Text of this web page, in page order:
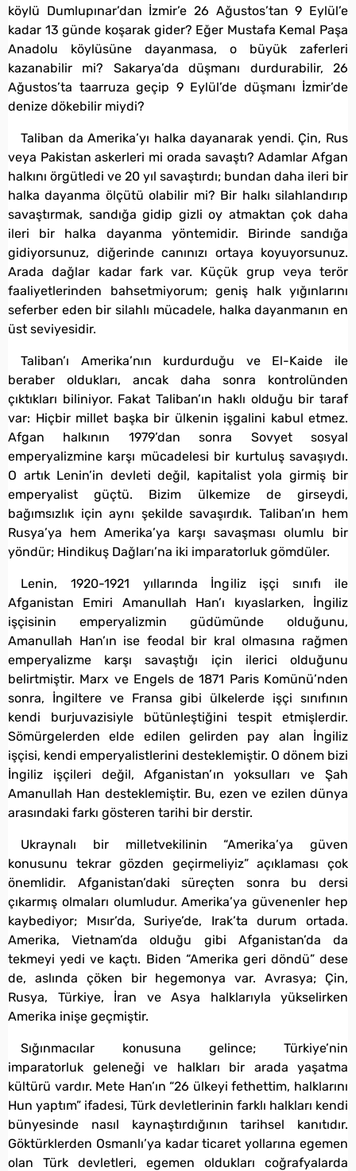
köylü Dumlupınar’dan İzmir’e 26 Ağustos’tan 9 Eylül’e
kadar 13 günde koşarak gider? Eğer Mustafa Kemal Paşa
Anadolu köylüsüne dayanmasa, o büyük zaferleri
kazanabilir mi? Sakarya’da düşmanı durdurabilir, 26
Ağustos’ta taarruza geçip 9 Eylül’de düşmanı İzmir’de
denize dökebilir miydi?
Taliban da Amerika’yı halka dayanarak yendi. Çin, Rus
veya Pakistan askerleri mi orada savaştı? Adamlar Afgan
halkını örgütledi ve 20 yıl savaştırdı; bundan daha ileri bir
halka dayanma ölçütü olabilir mi? Bir halkı silahlandırıp
savaştırmak, sandığa gidip gizli oy atmaktan çok daha
ileri bir halka dayanma yöntemidir. Birinde sandığa
gidiyorsunuz, diğerinde canınızı ortaya koyuyorsunuz.
Arada dağlar kadar fark var. Küçük grup veya terör
faaliyetlerinden bahsetmiyorum; geniş halk yığınlarını
seferber eden bir silahlı mücadele, halka dayanmanın en
üst seviyesidir.
Taliban’ı Amerika’nın kurdurduğu ve El-Kaide ile
beraber oldukları, ancak daha sonra kontrolünden
çıktıkları biliniyor. Fakat Taliban’ın haklı olduğu bir taraf
var: Hiçbir millet başka bir ülkenin işgalini kabul etmez.
Afgan halkının 1979’dan sonra Sovyet sosyal
emperyalizmine karşı mücadelesi bir kurtuluş savaşıydı.
O artık Lenin’in devleti değil, kapitalist yola girmiş bir
emperyalist güçtü. Bizim ülkemize de girseydi,
bağımsızlık için aynı şekilde savaşırdık. Taliban’ın hem
Rusya’ya hem Amerika’ya karşı savaşması olumlu bir
yöndür; Hindikuş Dağları’na iki imparatorluk gömdüler.
Lenin, 1920-1921 yıllarında İngiliz işçi sınıfı ile
Afganistan Emiri Amanullah Han’ı kıyaslarken, İngiliz
işçisinin emperyalizmin güdümünde olduğunu,
Amanullah Han’ın ise feodal bir kral olmasına rağmen
emperyalizme karşı savaştığı için ilerici olduğunu
belirtmiştir. Marx ve Engels de 1871 Paris Komünü’nden
sonra, İngiltere ve Fransa gibi ülkelerde işçi sınıfının
kendi burjuvazisiyle bütünleştiğini tespit etmişlerdir.
Sömürgelerden elde edilen gelirden pay alan İngiliz
işçisi, kendi emperyalistlerini desteklemiştir. O dönem bizi
İngiliz işçileri değil, Afganistan’ın yoksulları ve Şah
Amanullah Han desteklemiştir. Bu, ezen ve ezilen dünya
arasındaki farkı gösteren tarihi bir derstir.
Ukraynalı bir milletvekilinin “Amerika’ya güven
konusunu tekrar gözden geçirmeliyiz” açıklaması çok
önemlidir. Afganistan’daki süreçten sonra bu dersi
çıkarmış olmaları olumludur. Amerika’ya güvenenler hep
kaybediyor; Mısır’da, Suriye’de, Irak’ta durum ortada.
Amerika, Vietnam’da olduğu gibi Afganistan’da da
tekmeyi yedi ve kaçtı. Biden “Amerika geri döndü” dese
de, aslında çöken bir hegemonya var. Avrasya; Çin,
Rusya, Türkiye, İran ve Asya halklarıyla yükselirken
Amerika inişe geçmiştir.
Sığınmacılar konusuna gelince; Türkiye’nin
imparatorluk geleneği ve halkları bir arada yaşatma
kültürü vardır. Mete Han’ın “26 ülkeyi fethettim, halklarını
Hun yaptım” ifadesi, Türk devletlerinin farklı halkları kendi
bünyesinde nasıl kaynaştırdığının tarihsel kanıtıdır.
Göktürklerden Osmanlı’ya kadar ticaret yollarına egemen
olan Türk devletleri, egemen oldukları coğrafyalarda